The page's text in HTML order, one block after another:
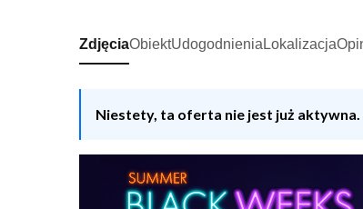
ZdjęciaObiektUdogodnienia Lokalizacja
Niestety, ta oferta nie jest już aktywna.